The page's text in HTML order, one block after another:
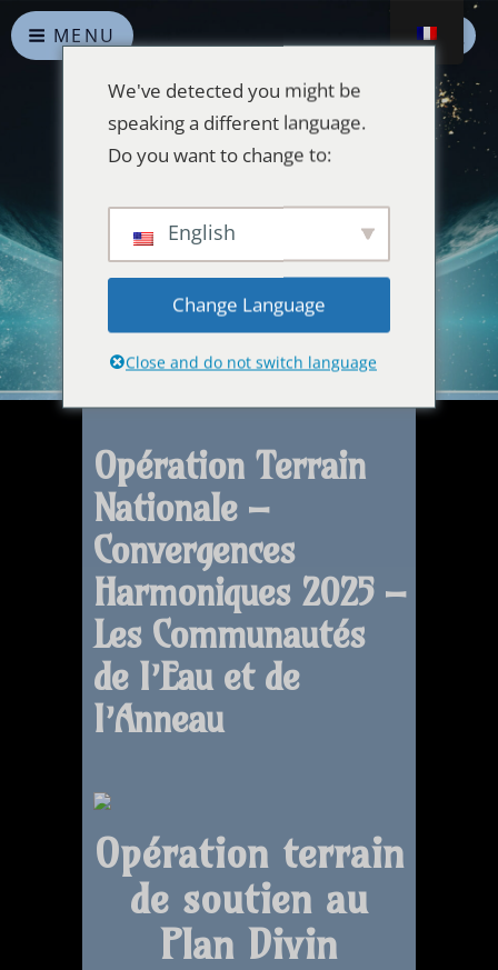
MENU
Alliances Célestes
Que la paix prévale sur la Terre et dans l'Univers
Opération Terrain
Nationale –
Convergences
Harmoniques 2025 –
Les Communautés
de l’Eau et de
l’Anneau
Opération terrain
de soutien au
Plan Divin
We've detected you might be
speaking a different language.
Do you want to change to:
English
Change Language
Close and do not switch language